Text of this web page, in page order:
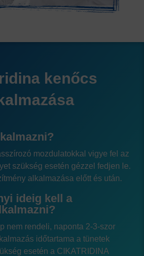
kenőcs
mozdulatokkal vigye fel az
szükség esetén gézzel fedjen le.
alkalmazása előtt és után.
ideig kell a
nem rendeli, naponta 2-3-szor
időtartama a tünetek
esetén a CIKATRIDINA